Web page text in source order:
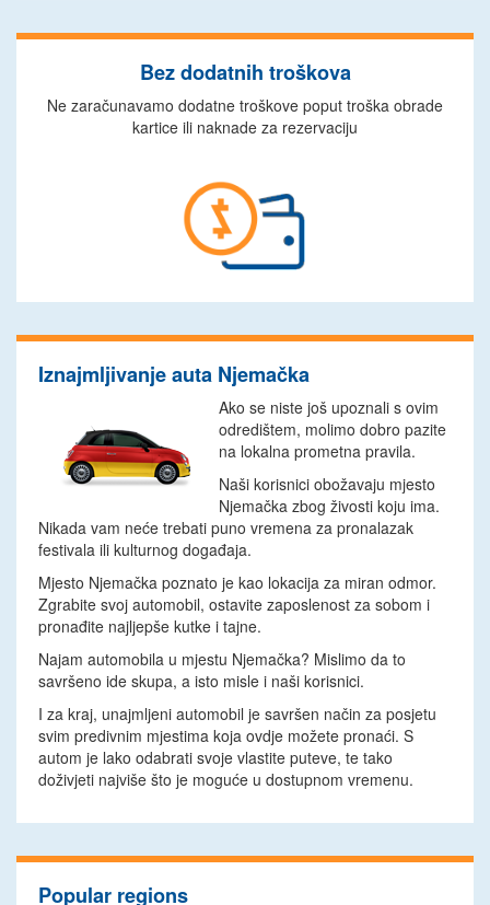
Bez dodatnih troškova
Ne zaračunavamo dodatne troškove poput troška obrade
kartice ili naknade za rezervaciju
Iznajmljivanje auta Njemačka
Ako se niste još upoznali s ovim
odredištem, molimo dobro pazite
na lokalna prometna pravila.
Naši korisnici obožavaju mjesto
Njemačka zbog živosti koju ima.
Nikada vam neće trebati puno vremena za pronalazak
festivala ili kulturnog događaja.
Mjesto Njemačka poznato je kao lokacija za miran odmor.
Zgrabite svoj automobil, ostavite zaposlenost za sobom i
pronađite najljepše kutke i tajne.
Najam automobila u mjestu Njemačka? Mislimo da to
savršeno ide skupa, a isto misle i naši korisnici.
I za kraj, unajmljeni automobil je savršen način za posjetu
svim predivnim mjestima koja ovdje možete pronaći. S
autom je lako odabrati svoje vlastite puteve, te tako
doživjeti najviše što je moguće u dostupnom vremenu.
Popular regions